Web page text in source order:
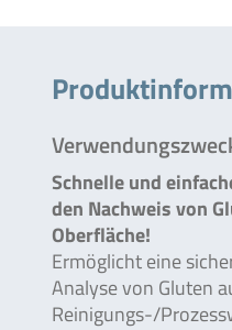
Schnelle und
den Nachweis von
Oberfläche!
Ermöglicht eine
Analyse von Gluten
Reinigungs-/